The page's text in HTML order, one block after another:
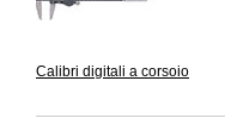
Calibri digitali a corsoio